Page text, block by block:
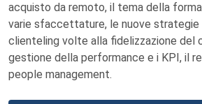
acquisto da remoto, il tema della
varie sfaccettature, le nuove strategie
clienteling volte alla fidelizzazione del
gestione della performance e i KPI, il
people management.